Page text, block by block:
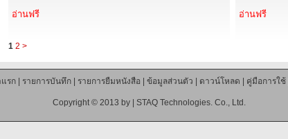
อ่านฟรี
อ่านฟรี
1 2 >
รก| รายการบันทึก| รายการยืมหนังสือ ข้อมูลส่วนตัว ดาวน์โหลด คู่มือการใช้|
Copyright © 2013 by | STAQ Technologies. Co., Ltd.